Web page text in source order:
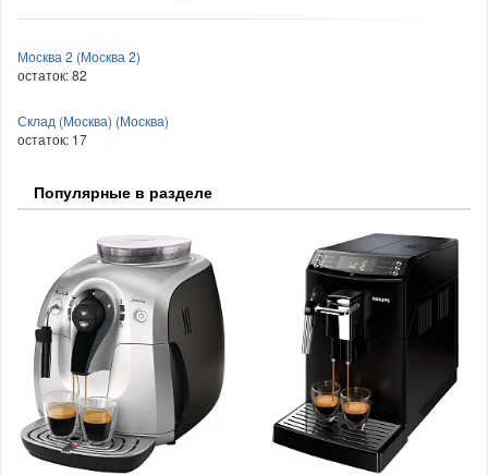
Москва 2 (Москва 2)
остаток:82
Склад (Москва) (Москва)
остаток: 17
Популярные в разделе